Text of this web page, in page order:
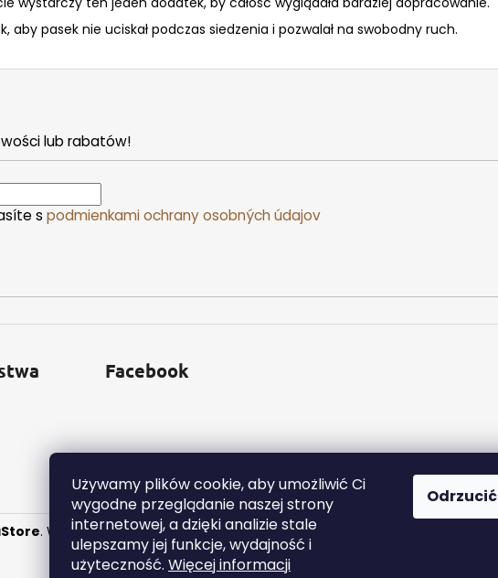
Używamy plików cookie, aby umożliwić Ci
wygodne przeglądanie naszej strony
internetowej, a dzięki analizie stale
ulepszamy jej funkcje, wydajność i
użyteczność. Więcej informacji
Odrzucić
aby pasek nie uciskał podczas siedzenia i pozwalał na swobodny ruch.
lub rabatów!
s podmienkami ochrany osobných údajov
Facebook
. Wszystkie prawa zastrzeżone.Edytuj ustawienia plików cookie